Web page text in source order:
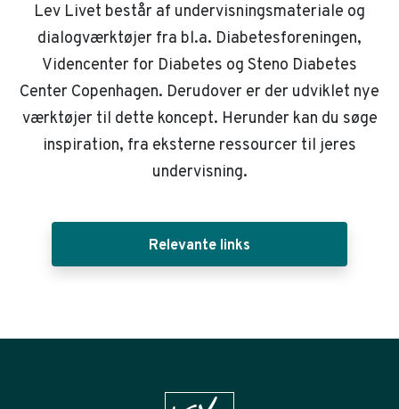
Lev Livet består af undervisningsmateriale og
dialogværktøjer fra bl.a. Diabetesforeningen,
Videncenter for Diabetes og Steno Diabetes
Center Copenhagen. Derudover er der udviklet nye
værktøjer til dette koncept. Herunder kan du søge
inspiration, fra eksterne ressourcer til jeres
undervisning.
Relevante links